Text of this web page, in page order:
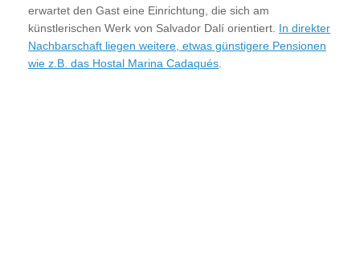
erwartet den Gast eine Einrichtung, die sich am
künstlerischen Werk von Salvador Dalí orientiert. In direkter
Nachbarschaft liegen weitere, etwas günstigere Pensionen
wie z.B. das Hostal Marina Cadaqués